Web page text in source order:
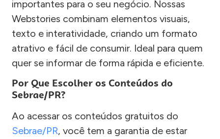
importantes para o seu negócio. Nossas
Webstories combinam elementos visuais,
texto e interatividade, criando um formato
atrativo e fácil de consumir. Ideal para quem
quer se informar de forma rápida e eficiente.
Por Que Escolher os Conteúdos do
Sebrae/PR?
Ao acessar os conteúdos gratuitos do
Sebrae/PR, você tem a garantia de estar